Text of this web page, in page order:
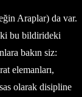
Araplar) da var.
bu bildirideki
bakın siz:
elemanları,
olarak disipline